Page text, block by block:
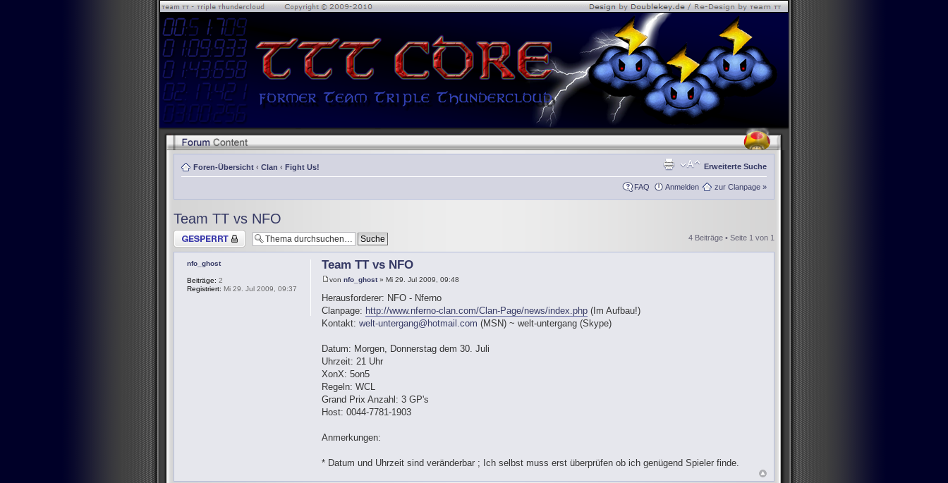
Foren-Übersicht ‹ Clan ‹ Fight Us! Erweiterte Suche
FAQ Anmelden zur Clanpage »
Team TT vs NFO
Thema gesperrt 4 Beiträge • Seite 1 von 1
Team TT vs NFO
vonnfo_ghost» Mi 29. Jul 2009, 09:48
Herausforderer: NFO - Nferno
Clanpage: http://www.nferno-clan.com/Clan-Page/news/index.php (Im Aufbau!)
Kontakt:welt-untergang@hotmail.com (MSN) ~ welt-untergang (Skype)
Datum: Morgen, Donnerstag dem 30. Juli
Uhrzeit: 21 Uhr
XonX: 5on5
Regeln: WCL
Grand Prix Anzahl: 3 GP's
Host: 0044-7781-1903
Anmerkungen:
* Datum und Uhrzeit sind veränderbar ; Ich selbst muss erst überprüfen ob ich genügend Spieler finde.
nfo_ghost
Beiträge: 2
Registriert: Mi 29. Jul 2009, 09:37